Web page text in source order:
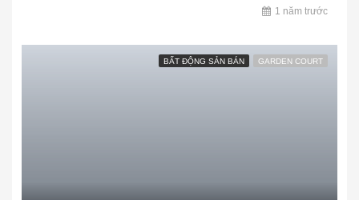
1 năm trước
BẤT ĐỘNG SẢN BÁN GARDEN COURT